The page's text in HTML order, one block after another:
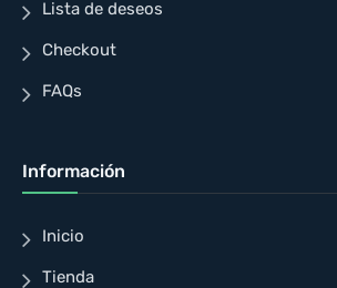
Lista de deseos
Checkout
FAQs
Información
Inicio
Tienda